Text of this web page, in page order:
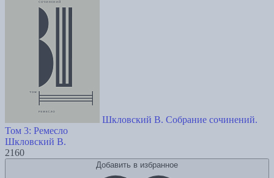
Шкловский В. Собрание сочинений.
Том 3: Ремесло
Шкловский В.
2160
Добавить в избранное